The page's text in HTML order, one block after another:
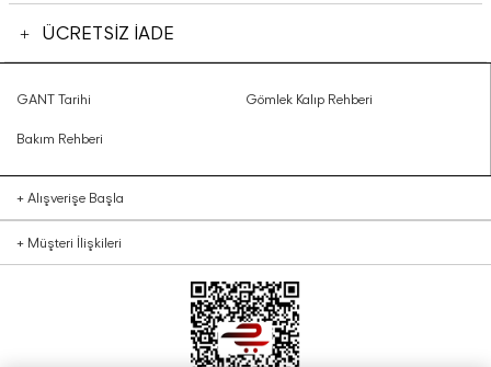
ÜCRETSİZ İADE
GANT Tarihi Gömlek Kalıp Rehberi
Bakım Rehberi
+ Alışverişe Başla
+ Müşteri İlişkileri